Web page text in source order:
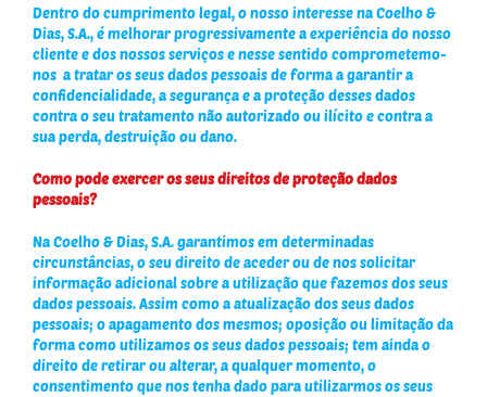
Dentro do cumprimento legal, o nosso interesse na Coelho &
Dias, S.A., é melhorar progressivamente a experiência do nosso
cliente e dos nossos serviços e nesse sentido comprometemo-
nos a tratar os seus dados pessoais de forma a garantir a
confidencialidade, a segurança e a proteção desses dados
contra o seu tratamento não autorizado ou ilícito e contra a
sua perda, destruição ou dano.
Como pode exercer os seus direitos de proteção dados
pessoais?
Na Coelho & Dias, S.A. garantimos em determinadas
circunstâncias, o seu direito de aceder ou de nos solicitar
informação adicional sobre a utilização que fazemos dos seus
dados pessoais. Assim como a atualização dos seus dados
pessoais; o apagamento dos mesmos; oposição ou limitação da
forma como utilizamos os seus dados pessoais; tem ainda o
direito de retirar ou alterar, a qualquer momento, o
consentimento que nos tenha dado para utilizarmos os seus